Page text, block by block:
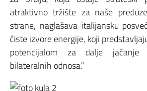
atraktivno tržište za naše
strane, naglašava italijansku
čiste izvore energije, koji
potencijalom za dalje jačanje
bilateralnih odnosa.”